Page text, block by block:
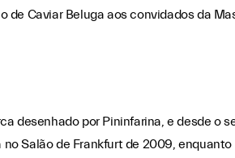
Caviar Beluga aos convidados da
desenhado por Pininfarina, e desde
Salão de Frankfurt de 2009,